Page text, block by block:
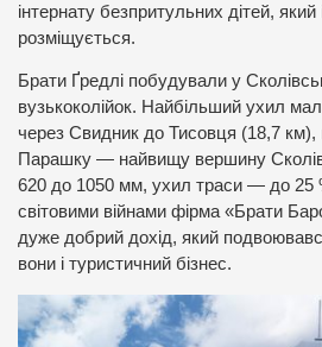
інтернату безпритульних дітей, який
розміщується.
Брати Ґредлі побудували у
вузькоколійок. Найбільший ухил
через Свидник до Тисовця (18,7 км),
Парашку — найвищу вершину
620 до 1050 мм, ухил траси — до 25
світовими війнами фірма «Брати
дуже добрий дохід, який
вони і туристичний бізнес.